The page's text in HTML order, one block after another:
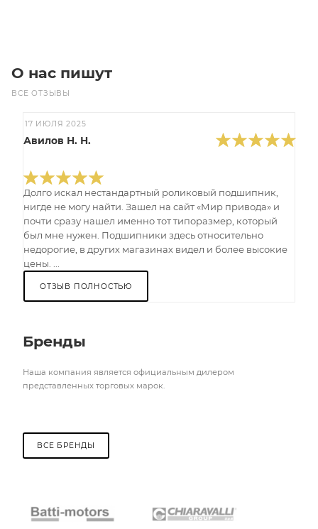
О нас пишут
ВСЕ ОТЗЫВЫ
17 ИЮЛЯ 2025
Авилов Н. Н.
Долго искал нестандартный роликовый подшипник,
нигде не могу найти. Зашел на сайт «Мир привода» и
почти сразу нашел именно тот типоразмер, который
был мне нужен. Подшипники здесь относительно
недорогие, в других магазинах видел и более высокие
цены. ...
ОТЗЫВ ПОЛНОСТЬЮ
Бренды
Наша компания является официальным дилером
представленных торговых марок.
ВСЕ БРЕНДЫ